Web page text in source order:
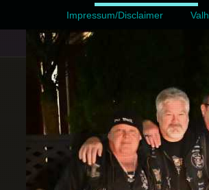
Impressum/Disclaimer